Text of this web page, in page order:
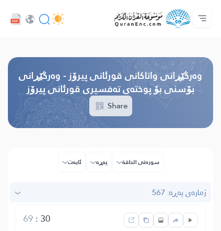
سه‌ره‌كی
پێڕستی وه‌رگێڕاوه‌كان
Audio
خزمەتگوزاریەکانی پەرەپێدەران - API
دەربارەی پرۆژە
په‌یوه‌ندیمان پێوه‌ بكه‌
زمان
وه‌رگێڕانی واتاکانی قورئانی پیرۆز - وەرگێڕانی
بۆسنی بۆ پوختەی تەفسیری قورئانی پیرۆز
Share
سوره‌تی الحاقة پەڕە ئایه‌ت
ژمارەی پەڕە: 567
30
:
69